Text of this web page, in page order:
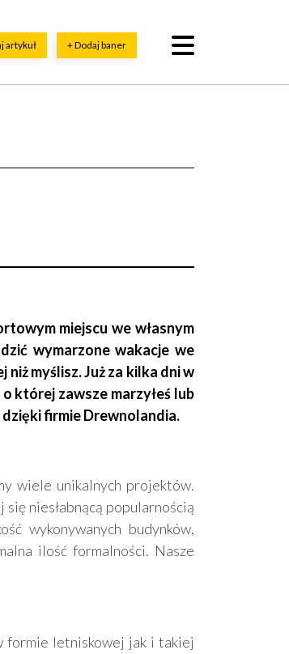
artykuł + Dodaj baner
miejscu we własnym
wymarzone wakacje we
niż myślisz. Już za kilka dni w
której zawsze marzyłeś lub
firmie Drewnolandia.
wiele unikalnych projektów.
niesłabnącą popularnością
wykonywanych budynków,
ilość formalności. Nasze
formie letniskowej jak i takiej